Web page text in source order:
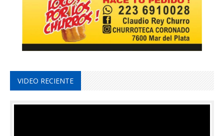
VIDEO RECIENTE